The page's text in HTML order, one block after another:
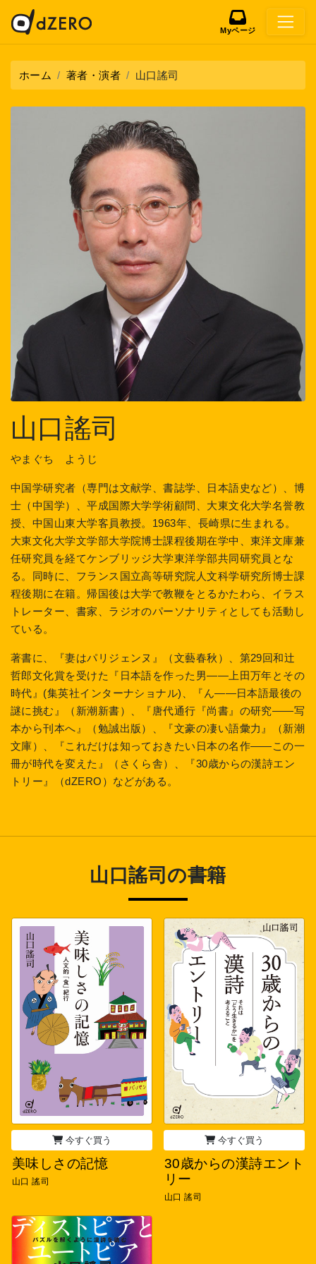
Myページ
ホーム 著者・演者 山口謠司
山口謠司
やまぐち ようじ
中国学研究者（専門は文献学、書誌学、日本語史など）、博
士（中国学）、平成国際大学学術顧問、大東文化大学名誉教
授、中国山東大学客員教授。1963年、長崎県に生まれる。
大東文化大学文学部大学院博士課程後期在学中、東洋文庫兼
任研究員を経てケンブリッジ大学東洋学部共同研究員とな
る。同時に、フランス国立高等研究院人文科学研究所博士課
程後期に在籍。帰国後は大学で教鞭をとるかたわら、イラス
トレーター、書家、ラジオのパーソナリティとしても活動し
ている。
著書に、『妻はパリジェンヌ』（文藝春秋）、第29回和辻
哲郎文化賞を受けた『日本語を作った男――上田万年とその
時代』(集英社インターナショナル)、『ん——日本語最後の
謎に挑む』（新潮新書）、『唐代通行『尚書』の研究——写
本から刊本へ』（勉誠出版）、『文豪の凄い語彙力』（新潮
文庫）、『これだけは知っておきたい日本の名作——この一
冊が時代を変えた』（さくら舎）、『30歳からの漢詩エン
トリー』（dZERO）などがある。
山口謠司の書籍
今すぐ買う
美味しさの記憶
山口 謠司
今すぐ買う
30歳からの漢詩エント
リー
山口 謠司